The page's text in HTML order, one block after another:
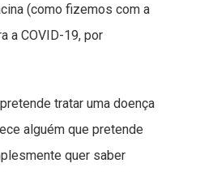
(como fizemos com a
a COVID-19, por
tratar uma doença
alguém que pretende
quer saber